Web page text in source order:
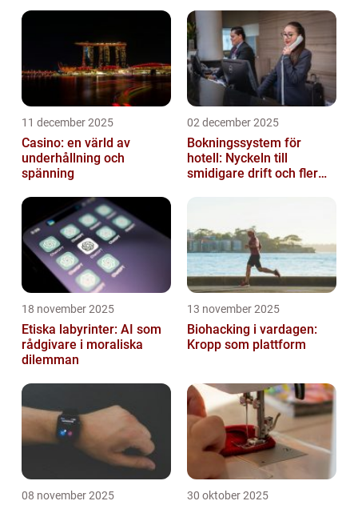
11 december 2025
Casino: en värld av
underhållning och
spänning
02 december 2025
Bokningssystem för
hotell: Nyckeln till
smidigare drift och fler
18 november 2025
Etiska labyrinter: AI som
rådgivare i moraliska
dilemman
13 november 2025
Biohacking i vardagen:
Kropp som plattform
08 november 2025 30 oktober 2025